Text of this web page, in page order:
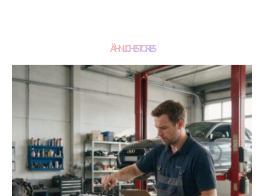
ÄHNLICHE STORIES